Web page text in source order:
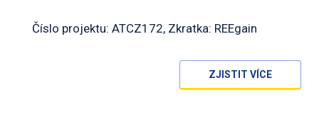
Číslo projektu: ATCZ172, Zkratka: REEgain
ZJISTIT VÍCE